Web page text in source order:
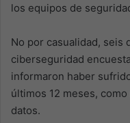
los equipos de
No por casualidad, seis
ciberseguridad
informaron haber
últimos 12 meses,
datos.